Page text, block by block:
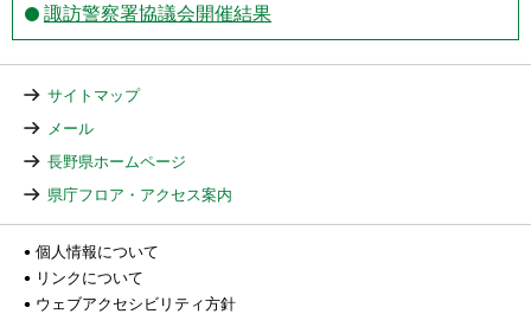
諏訪警察署協議会開催結果
サイトマップ
メール
長野県ホームページ
県庁フロア・アクセス案内
個人情報について
リンクについて
ウェブアクセシビリティ方針